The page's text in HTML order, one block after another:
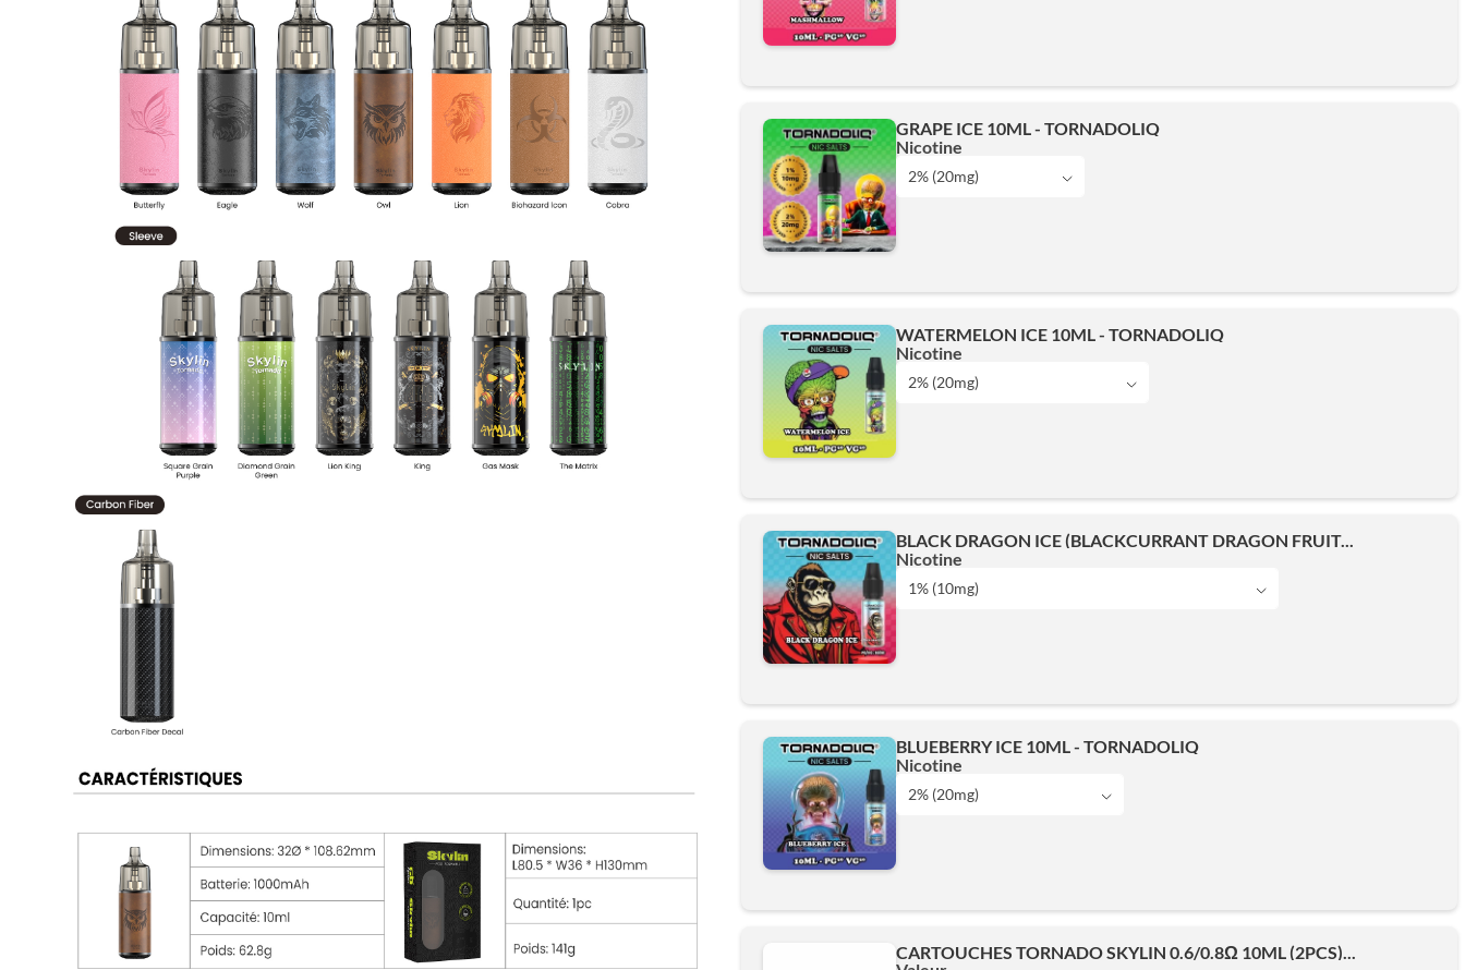
Ajouter
GRAPE ICE 10ML - TORNADOLIQ
Nicotine
2% (20mg)
Ajouter
WATERMELON ICE 10ML - TORNADOLIQ
Nicotine
2% (20mg)
Ajouter
BLACK DRAGON ICE (BLACKCURRANT DRAGON FRUIT...
Nicotine
1% (10mg)
Ajouter
BLUEBERRY ICE 10ML - TORNADOLIQ
Nicotine
2% (20mg)
CARTOUCHES TORNADO SKYLIN 0.6/0.8Ω 10ML (2PCS)...